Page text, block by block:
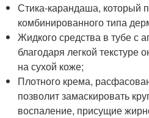
Стика-карандаша, который
комбинированного типа
Жидкого средства в тубе с
благодаря легкой текстуре
на сухой коже;
Плотного крема,
позволит замаскировать
воспаление, присущие